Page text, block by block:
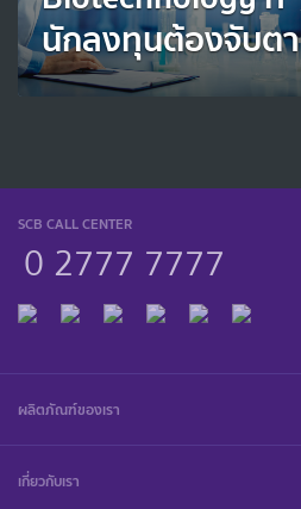
นักลงทุนต้องจับตา
SCB CALL CENTER
0 2777 7777
ผลิตภัณฑ์ของเรา
เกี่ยวกับเรา